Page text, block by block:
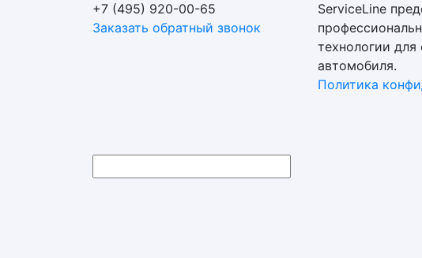
+7 (495) 920-00-65
Заказать обратный звонок
ServiceLine
технологии
автомобиля.
Политика